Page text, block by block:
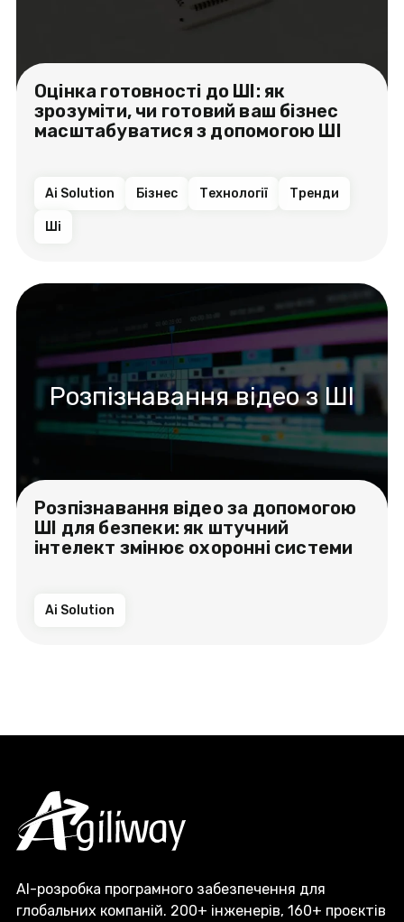
Оцінка готовності до ШІ: як
зрозуміти, чи готовий ваш бізнес
масштабуватися з допомогою ШІ
Ai Solution Бізнес Технології Тренди
Ші
Розпізнавання відео з ШІ
Розпізнавання відео за допомогою
ШІ для безпеки: як штучний
інтелект змінює охоронні системи
Ai Solution
AI-розробка програмного забезпечення для
глобальних компаній. 200+ інженерів, 160+ проєктів